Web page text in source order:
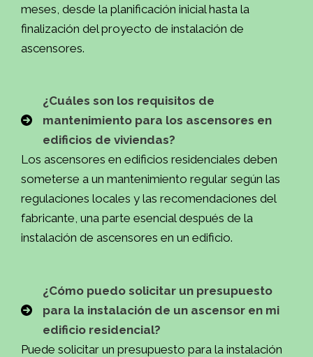
meses, desde la planificación inicial hasta la
finalización del proyecto de instalación de
ascensores.
¿Cuáles son los requisitos de
mantenimiento para los ascensores en
edificios de viviendas?
Los ascensores en edificios residenciales deben
someterse a un mantenimiento regular según las
regulaciones locales y las recomendaciones del
fabricante, una parte esencial después de la
instalación de ascensores en un edificio.
¿Cómo puedo solicitar un presupuesto
para la instalación de un ascensor en mi
edificio residencial?
Puede solicitar un presupuesto para la instalación